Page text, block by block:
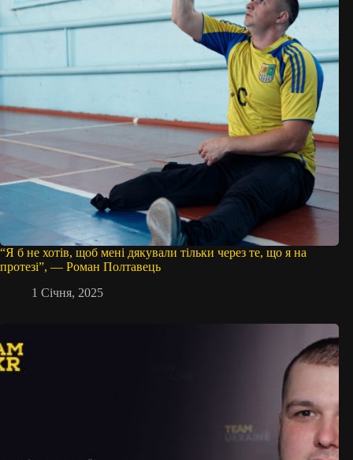
“Я б не хотів, щоб мені дякували тільки через те, що я на
протезі”, — Роман Полтавець
1 Січня, 2025